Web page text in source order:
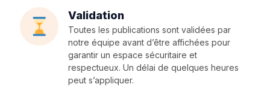
Validation
Toutes les publications sont validées par
notre équipe avant d’être affichées pour
garantir un espace sécuritaire et
respectueux. Un délai de quelques heures
peut s’appliquer.